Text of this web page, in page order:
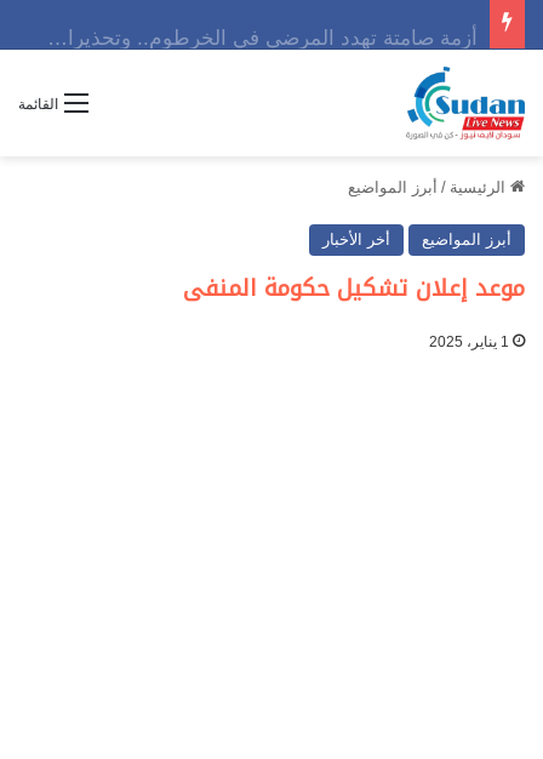
القائمة
الرئيسية / أبرز المواضيع
أبرز المواضيع أخر الأخبار
موعد إعلان تشكيل حكومة المنفى
1 يناير، 2025